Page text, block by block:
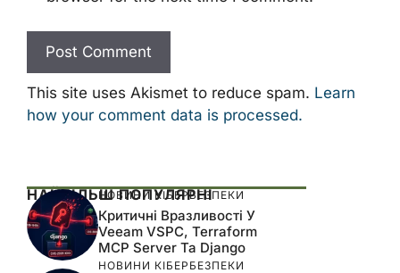
This site uses Akismet to reduce spam. Learn
how your comment data is processed.
НАЙБІЛЬШ ПОПУЛЯРНІ
НОВИНИ КІБЕРБЕЗПЕКИ
Критичні Вразливості У
Veeam VSPC, Terraform
MCP Server Та Django
НОВИНИ КІБЕРБЕЗПЕКИ